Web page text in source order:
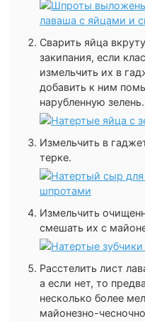
Сварить яйца
закипания, если
измельчить их в
добавить к ним
нарубленную зелень.
Измельчить в
терке.
Измельчить
смешать их с
Расстелить лист
а если нет, то
несколько более
майонезно-